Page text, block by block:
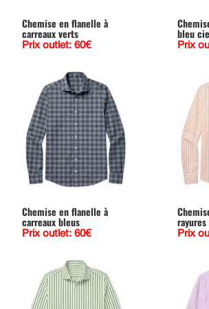
Chemise en flanelle à
carreaux verts
Prix outlet: 60€
bleu
Prix
Chemise en flanelle à
carreaux bleus
Prix outlet: 60€
rayures
Prix